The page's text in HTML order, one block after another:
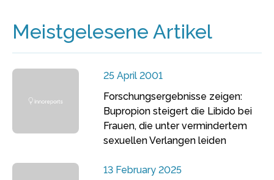
Meistgelesene Artikel
25 April 2001
Forschungsergebnisse zeigen:
Bupropion steigert die Libido bei
Frauen, die unter vermindertem
sexuellen Verlangen leiden
13 February 2025